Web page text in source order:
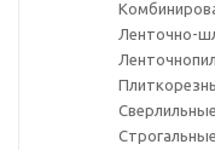
Ленточно-
Строгальные